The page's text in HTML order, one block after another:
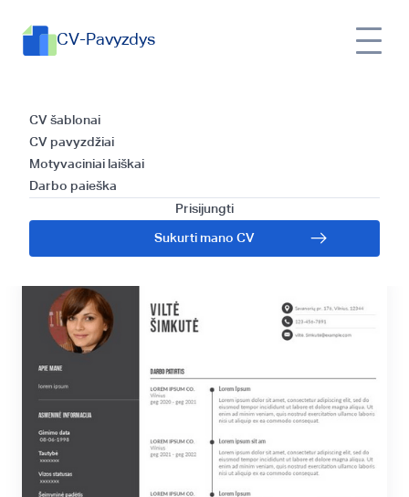
CV-Pavyzdys
CV šablonai
CV pavyzdžiai
Motyvaciniai laiškai
Darbo paieška
Prisijungti
Sukurti mano CV
Studento CV
pavyzdys | Viskas,
ką reikia žinoti